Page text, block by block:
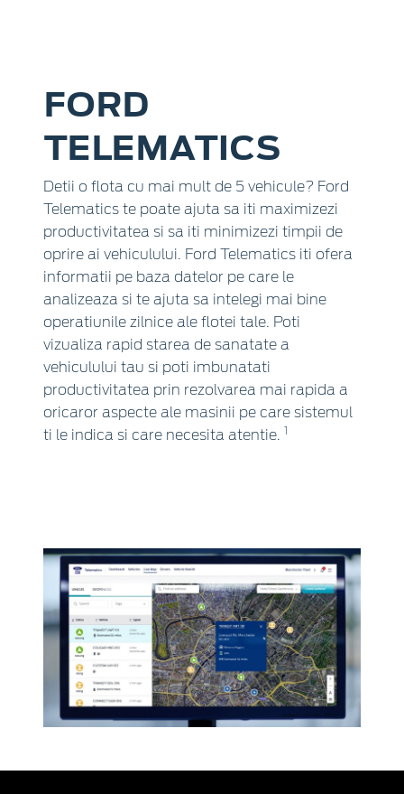
FORD
TELEMATICS
Detii o flota cu mai mult de 5 vehicule? Ford
Telematics te poate ajuta sa iti maximizezi
productivitatea si sa iti minimizezi timpii de
oprire ai vehiculului. Ford Telematics iti ofera
informatii pe baza datelor pe care le
analizeaza si te ajuta sa intelegi mai bine
operatiunile zilnice ale flotei tale. Poti
vizualiza rapid starea de sanatate a
vehiculului tau si poti imbunatati
productivitatea prin rezolvarea mai rapida a
oricaror aspecte ale masinii pe care sistemul
ti le indica si care necesita atentie. 1